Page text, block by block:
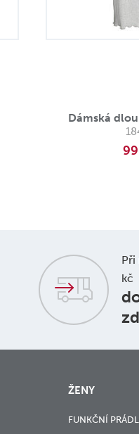
Dámská
Při
kč
ŽENY
FUNKČNÍ